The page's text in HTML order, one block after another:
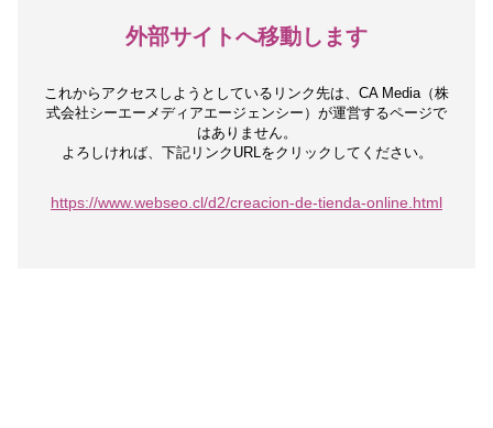
外部サイトへ移動します
これからアクセスしようとしているリンク先は、 CA Media（株
式会社シーエーメディアエージェンシー）が運営するページで
はありません。
よろしければ、下記リンクURLをクリックしてください。
https://www.webseo.cl/d2/creacion-de-tienda-online.html